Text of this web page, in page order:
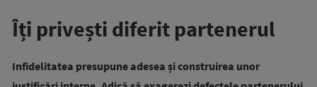
Îți privești diferit partenerul
Infidelitatea presupune adesea și construirea unor